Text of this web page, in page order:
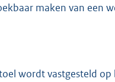
maken van een
wordt vastgesteld op